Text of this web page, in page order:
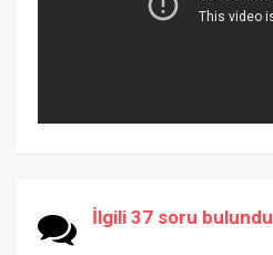
İlgili 37 soru bulundu